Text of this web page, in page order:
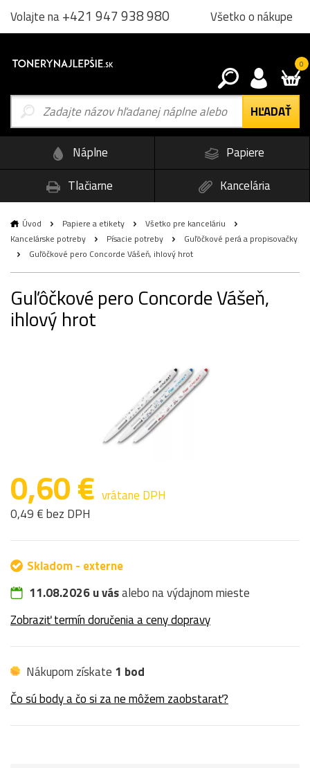
Volajte na+421 947 938 980 Všetko o nákupe
0
Náplne
Papiere
Tlačiarne
Kancelária
Úvod Papiere a etikety
Všetko pre kanceláriu
Kancelárske potreby
Písacie potreby
Guľôčkové perá a propisovačky
Guľôčkové pero Concorde Vášeň, ihlový hrot
Guľôčkové pero Concorde Vášeň,
ihlový hrot
0,60 € vrátane DPH
0,49 € bez DPH
Skladom - externe
11.08.2026 u vásalebo na výdajnom mieste
Zobraziť termín doručenia a ceny dopravy
Nákupom získate 1 bod
Čo sú body a čo si za ne môžem zaobstarať?